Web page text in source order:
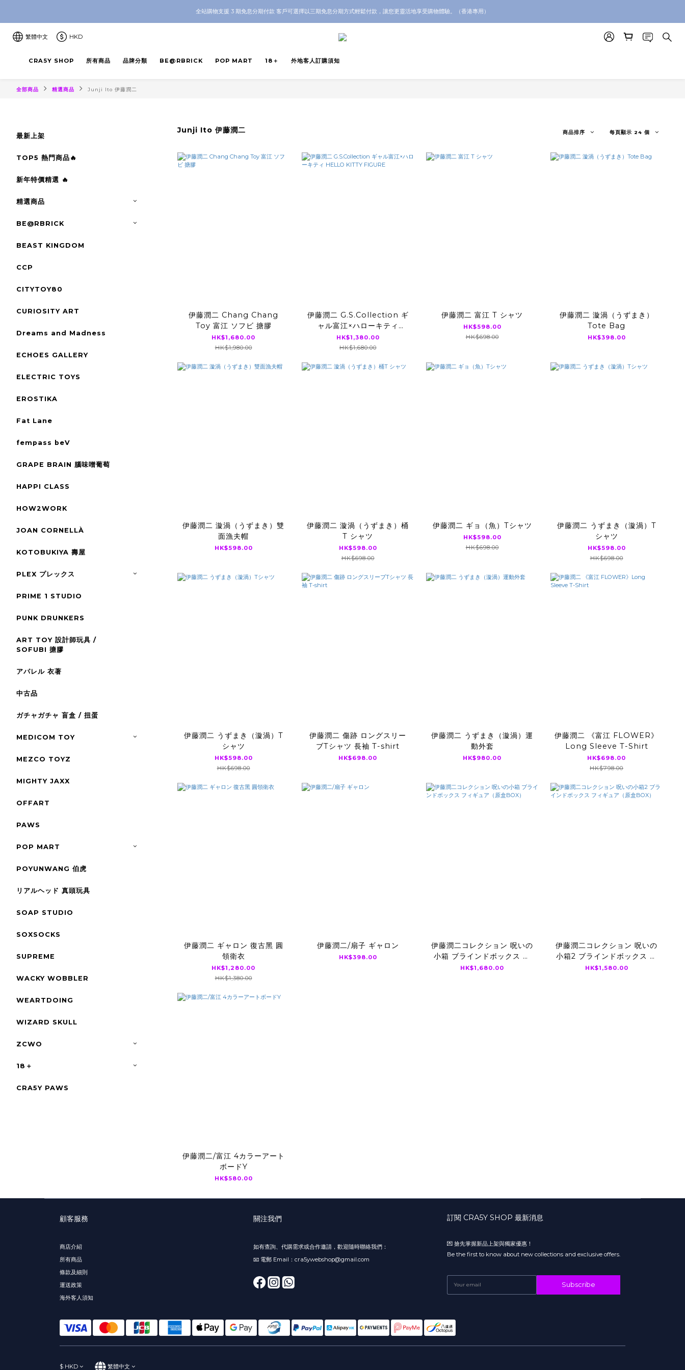
CRA5Y SHOP 全店 100% 正品保證｜支持香港本地 + 海外寄送｜💬 有任何問題？歡迎 WhatsApp 聯絡我們查詢代購服務
全站購物支援 3 期免息分期付款 客戶可選擇以三期免息分期方式輕鬆付款，讓您更靈活地享受購物體驗。（香港專用）
CRA5Y SHOP 全店 100% 正品保證｜支持香港本地 + 海外寄送｜💬 有任何問題？歡迎 WhatsApp 聯絡我們查詢代購服務
繁體中文 HKD
CRA5Y SHOP 所有商品 品牌分類 BE@RBRICK POP MART 18＋ 外地客人訂購須知
全部商品 精選商品 Junji Ito 伊藤潤二
最新上架
TOP5 熱門商品🔥
新年特價精選 🔥
精選商品
BE@RBRICK
BEAST KINGDOM
CCP
CITYTOY80
CURIOSITY ART
Dreams and Madness
ECHOES GALLERY
ELECTRIC TOYS
EROSTIKA
Fat Lane
fempass beV
GRAPE BRAIN 腦味噌葡萄
HAPPI CLASS
HOW2WORK
JOAN CORNELLÀ
KOTOBUKIYA 壽屋
PLEX プレックス
PRIME 1 STUDIO
PUNK DRUNKERS
ART TOY 設計師玩具 /
SOFUBI 搪膠
アパレル 衣著
中古品
ガチャガチャ 盲盒 / 扭蛋
MEDICOM TOY
MEZCO TOYZ
MIGHTY JAXX
OFFART
PAWS
POP MART
POYUNWANG 伯虎
リアルヘッド 真頭玩具
SOAP STUDIO
SOXSOCKS
SUPREME
WACKY WOBBLER
WEARTDOING
WIZARD SKULL
ZCWO
18＋
CRA5Y PAWS
Junji Ito 伊藤潤二 商品排序 每頁顯示 24 個
伊藤潤二 Chang Chang
Toy 富江 ソフビ 搪膠
HK$1,680.00
HK$1,980.00
伊藤潤二 G.S.Collection ギ
ャル富江×ハローキティ
HELLO KITTY FIGURE
HK$1,380.00
HK$1,680.00
伊藤潤二 富江 T シャツ
HK$598.00
HK$698.00
伊藤潤二 漩渦（うずまき）
Tote Bag
HK$398.00
伊藤潤二 漩渦（うずまき）雙
面漁夫帽
HK$598.00
伊藤潤二 漩渦（うずまき）桶
T シャツ
HK$598.00
HK$698.00
伊藤潤二 ギョ（魚）Tシャツ
HK$598.00
HK$698.00
伊藤潤二 うずまき（漩渦）T
シャツ
HK$598.00
HK$698.00
伊藤潤二 うずまき（漩渦）T
シャツ
HK$598.00
HK$698.00
伊藤潤二 傷跡 ロングスリー
ブTシャツ 長袖 T-shirt
HK$698.00
伊藤潤二 うずまき（漩渦）運
動外套
HK$980.00
伊藤潤二 《富江 FLOWER》
Long Sleeve T-Shirt
HK$698.00
HK$798.00
伊藤潤二 ギャロン 復古黑 圓
領衛衣
HK$1,280.00
HK$1,380.00
伊藤潤二/扇子 ギャロン
HK$398.00
伊藤潤二コレクション 呪いの
小箱 ブラインドボックス フ
ィギュア（原盒BOX）
HK$1,680.00
伊藤潤二コレクション 呪いの
小箱2 ブラインドボックス フ
ィギュア（原盒BOX）
HK$1,580.00
伊藤潤二/富江 4カラーアート
ボードY
HK$580.00
顧客服務
商店介紹
所有商品
條款及細則
運送政策
海外客人須知
關注我們
如有查詢、代購需求或合作邀請，歡迎隨時聯絡我們：
📧 電郵 Email：cra5ywebshop@gmail.com
訂閱 CRA5Y SHOP 最新消息
💌 搶先掌握新品上架與獨家優惠！
Be the first to know about new collections and exclusive offers.
Subscribe
$ HKD 繁體中文